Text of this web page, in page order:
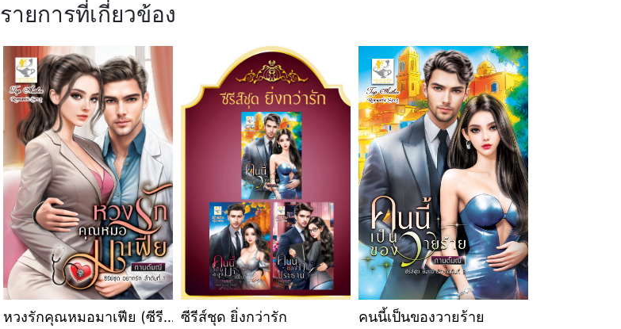
รายการที่เกี่ยวข้อง
หวงรักคุณหมอมาเฟีย (ซีรีส์
ซีรีส์ชุด ยิ่งกว่ารัก คนนี้เป็นของวายร้าย